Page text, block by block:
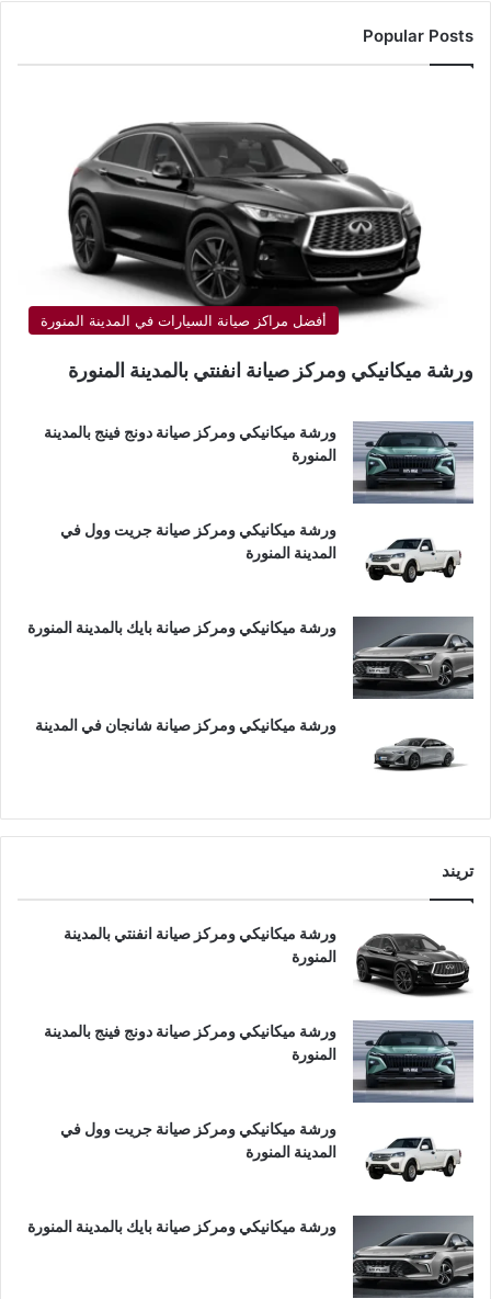
Popular Posts
أفضل مراكز صيانة السيارات في المدينة المنورة
ورشة ميكانيكي ومركز صيانة انفنتي بالمدينة المنورة
ورشة ميكانيكي ومركز صيانة دونج فينج بالمدينة
المنورة
ورشة ميكانيكي ومركز صيانة جريت وول في
المدينة المنورة
ورشة ميكانيكي ومركز صيانة بايك بالمدينة المنورة
ورشة ميكانيكي ومركز صيانة شانجان في المدينة
تريند
ورشة ميكانيكي ومركز صيانة انفنتي بالمدينة
المنورة
ورشة ميكانيكي ومركز صيانة دونج فينج بالمدينة
المنورة
ورشة ميكانيكي ومركز صيانة جريت وول في
المدينة المنورة
ورشة ميكانيكي ومركز صيانة بايك بالمدينة المنورة